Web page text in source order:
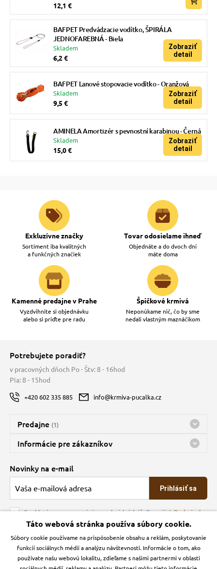
12,1 €
BAFPET Predvádzacie vodítko, ŠPIRÁLA
JEDNOFAREBNÁ - Biela
Skladem
6,2 €
Zobraziť
detail
BAFPET Lanové stopovacie vodítko - Oranžová
Skladem
9,5 €
Zobraziť
detail
AMINELA Amortizér s pevnostní karabinou - Černá
Skladem
15,0 €
Zobraziť
detail
Exkluzívne značky
Sortiment iba kvalitných
a funkčných značiek
Tovar odosielame ihneď
Objednáte a do dvoch dní
máte doma
Kamenné predajne v Prahe
Vyzdvihnite si objednávku
alebo si príďte pre radu
Špičkové krmivá
Neponúkame nič, čo by sme
nedali vlastným maznáčikom
Potrebujete poradiť?
v pracovných dňoch Po - Štv: 8 - 16hod
Pia: 8 - 15hod
+420 602 335 885 info@krmiva-pucalka.cz
Predajne (1)
Predajňa a sklad Kbely
Bohužiaľ, momentálne máme zatvorené
Informácie pre zákazníkov
O spoločnosti
Veľkoobchod
Obchodné podmienky
Kontakt
Podmienky ochrany osobných údajov
Zásady používanie cookies a Google Analytics
Novinky na e-mail
Prihlásiť sa
Souhlasím se zpracováním osobních údajů dle našichPodmínek
ochrany osobních údajů
Krmiva Pučálka na sociálnych sieťach
Instagran Facebook
Táto webová stránka používa súbory cookie.
Súbory cookie používame na prispôsobenie obsahu a reklám, poskytovanie
funkcií sociálnych médií a analýzu návštevnosti. Informácie o tom, ako
používate našu webovú lokalitu, zdieľame s našimi partnermi v oblasti